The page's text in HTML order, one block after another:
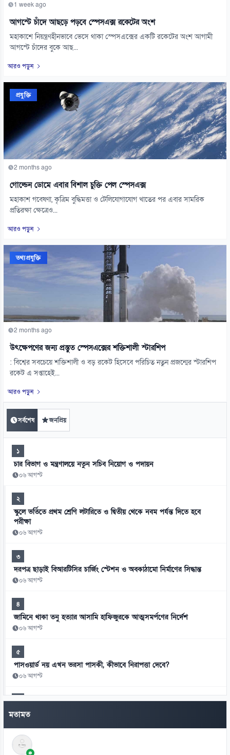
1 week ago
আগস্টে চাঁদে আছড়ে পড়বে স্পেসএক্স রকেটের অংশ
মহাকাশে নিয়ন্ত্রণহীনভাবে ভেসে থাকা স্পেসএক্সের একটি রকেটের অংশ আগামী
আগস্টে চাঁদের বুকে আছ...
আরও পড়ুন
প্রযুক্তি
2 months ago
গোল্ডেন ডোমে এবার বিশাল চুক্তি পেল স্পেসএক্স
মহাকাশ গবেষণা, কৃত্রিম বুদ্ধিমত্তা ও টেলিযোগাযোগ খাতের পর এবার সামরিক
প্রতিরক্ষা ক্ষেত্রেও...
আরও পড়ুন
তথ্যপ্রযুক্তি
2 months ago
উৎক্ষেপণের জন্য প্রস্তুত স্পেসএক্সের শক্তিশালী স্টারশিপ
: বিশ্বের সবচেয়ে শক্তিশালী ও বড় রকেট হিসেবে পরিচিত নতুন প্রজন্মের স্টারশিপ
রকেট এ সপ্তাহেই...
আরও পড়ুন
সর্বশেষ জনপ্রিয়
১
চার বিভাগ ও মন্ত্রণালয়ে নতুন সচিব নিয়োগ ও পদায়ন
০৬ আগস্ট
২
স্কুলে ভর্তিতে প্রথম শ্রেণি লটারিতে ও দ্বিতীয় থেকে নবম পর্যন্ত দিতে হবে
পরীক্ষা
০৬ আগস্ট
৩
দরপত্র ছাড়াই বিআরটিসির চার্জিং স্টেশন ও অবকাঠামো নির্মাণের সিদ্ধান্ত
০৬ আগস্ট
৪
জামিনে থাকা তনু হত্যার আসামি হাফিজুরকে আত্মসমর্পণের নির্দেশ
০৬ আগস্ট
৫
পাসওয়ার্ড নয় এখন ভরসা পাসকী, কীভাবে নিরাপত্তা দেবে?
০৬ আগস্ট
৬
ভিনিসিয়ুসকে ‘হুমকি’ দিয়ে সুর নরম রিয়ালের, আর্সেনালের নতুন প্রস্তাব
৭
মতামত